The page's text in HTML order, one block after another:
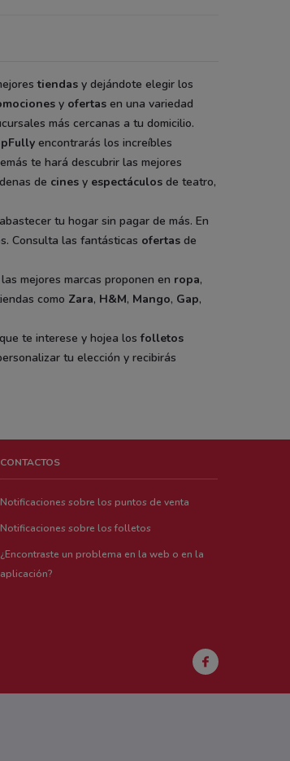
tiendas y dejándote elegir los
y ofertas en una variedad
más cercanas a tu domicilio.
encontrarás los increíbles
te hará descubrir las mejores
de cines y espectáculos de teatro,
tu hogar sin pagar de más. En
Consulta las fantásticas ofertas de
mejores marcas proponen en ropa,
como Zara, H&M, Mango, Gap,
que te interese y hojea losfolletos
tu elección y recibirás
CONTACTOS
Notificaciones sobre los puntos de venta
Notificaciones sobre los folletos
¿Encontraste un problema en la web o en la
aplicación?